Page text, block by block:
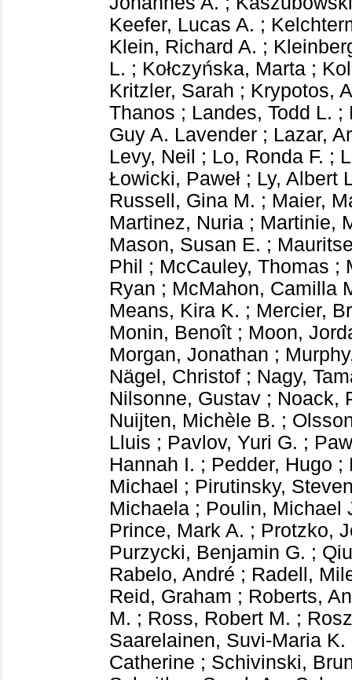
Keefer, Lucas A. ;
Klein, Richard A. ;
L. ; Kołczyńska, Marta ;
Kritzler, Sarah ; Krypotos,
Thanos ; Landes, Todd L. ;
Guy A. Lavender ; Lazar,
Levy, Neil ; Lo, Ronda F. ;
Łowicki, Paweł ; Ly, Albert
Russell, Gina M. ; Maier,
Martinez, Nuria ; Martinie,
Mason, Susan E. ;
Phil ; McCauley, Thomas ;
Ryan ; McMahon, Camilla
Means, Kira K. ; Mercier,
Monin, Benoît ; Moon,
Morgan, Jonathan ;
Nägel, Christof ; Nagy,
Nilsonne, Gustav ; Noack,
Nuijten, Michèle B. ;
Lluis ; Pavlov, Yuri G. ;
Hannah I. ; Pedder, Hugo ;
Michael ; Pirutinsky,
Michaela ; Poulin, Michael
Prince, Mark A. ; Protzko,
Purzycki, Benjamin G. ;
Rabelo, André ; Radell,
Reid, Graham ; Roberts,
M. ; Ross, Robert M. ;
Saarelainen, Suvi-Maria K.
Catherine ; Schivinski,